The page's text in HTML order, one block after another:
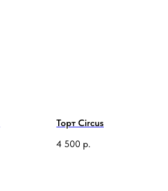
Торт Circus
4 500 р.